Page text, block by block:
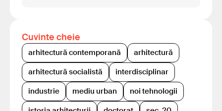
Cuvinte cheie
arhitectură contemporană
arhitectură
arhitectură socialistă
interdisciplinar
industrie
mediu urban
noi tehnologii